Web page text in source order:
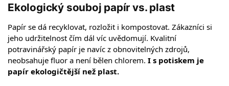
Ekologický souboj papír vs. plast
Papír se dá recyklovat, rozložit i kompostovat. Zákazníci si
jeho udržitelnost čím dál víc uvědomují. Kvalitní
potravinářský papír je navíc z obnovitelných zdrojů,
neobsahuje fluor a není bělen chlorem. I s potiskem je
papír ekologičtější než plast.